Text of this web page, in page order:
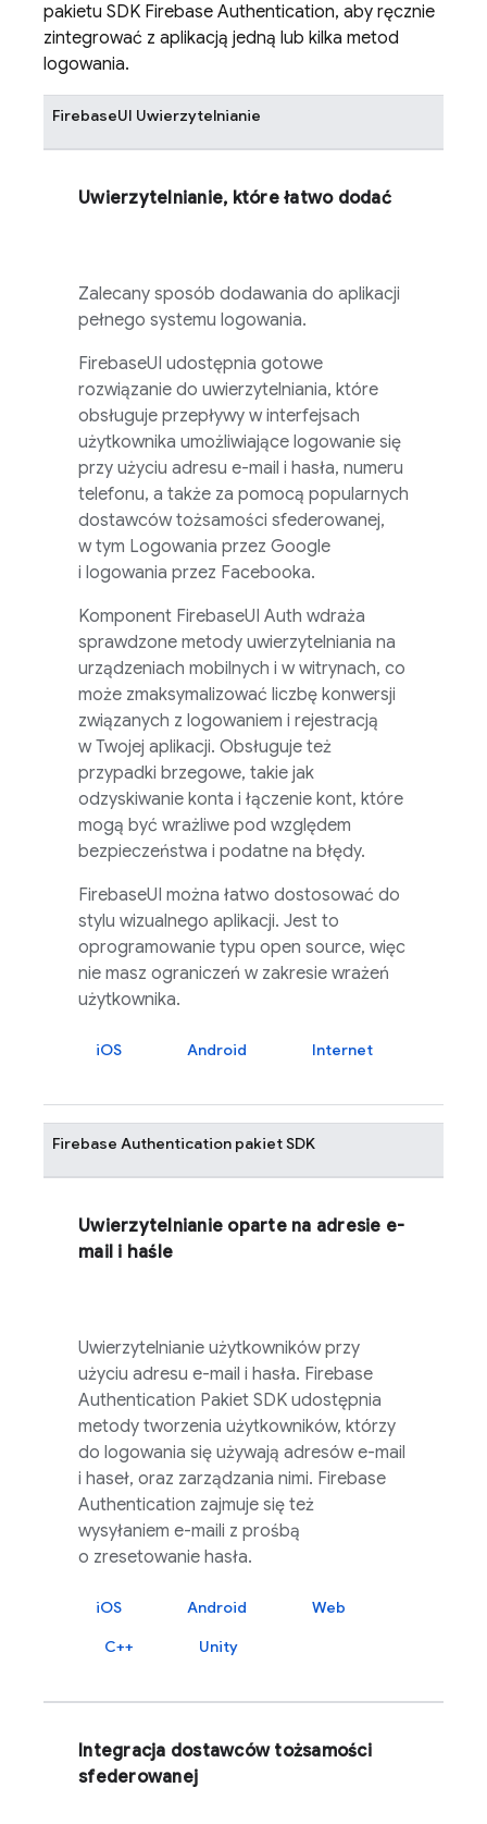
pakietu SDK Firebase Authentication, aby ręcznie
zintegrować z aplikacją jedną lub kilka metod
logowania.
FirebaseUI Uwierzytelnianie
Uwierzytelnianie, które łatwo dodać
Zalecany sposób dodawania do aplikacji
pełnego systemu logowania.
FirebaseUI udostępnia gotowe
rozwiązanie do uwierzytelniania, które
obsługuje przepływy w interfejsach
użytkownika umożliwiające logowanie się
przy użyciu adresu e-mail i hasła, numeru
telefonu, a także za pomocą popularnych
dostawców tożsamości sfederowanej,
w tym Logowania przez Google
i logowania przez Facebooka.
Komponent FirebaseUI Auth wdraża
sprawdzone metody uwierzytelniania na
urządzeniach mobilnych i w witrynach, co
może zmaksymalizować liczbę konwersji
związanych z logowaniem i rejestracją
w Twojej aplikacji. Obsługuje też
przypadki brzegowe, takie jak
odzyskiwanie konta i łączenie kont, które
mogą być wrażliwe pod względem
bezpieczeństwa i podatne na błędy.
FirebaseUI można łatwo dostosować do
stylu wizualnego aplikacji. Jest to
oprogramowanie typu open source, więc
nie masz ograniczeń w zakresie wrażeń
użytkownika.
iOS Android Internet
Firebase Authentication pakiet SDK
Uwierzytelnianie oparte na adresie e-
mail i haśle
Uwierzytelnianie użytkowników przy
użyciu adresu e-mail i hasła. Firebase
Authentication Pakiet SDK udostępnia
metody tworzenia użytkowników, którzy
do logowania się używają adresów e-mail
i haseł, oraz zarządzania nimi. Firebase
Authentication zajmuje się też
wysyłaniem e-maili z prośbą
o zresetowanie hasła.
iOS Android
Web
C++
Unity
Integracja dostawców tożsamości
sfederowanej